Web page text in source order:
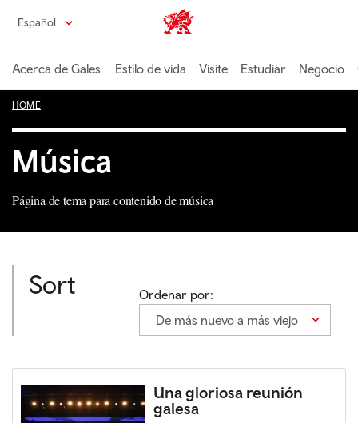
principal
Español Wales home
Acerca de Gales Estilo de vida Visite Estudiar Negocio
HOME
Música
Página de tema para contenido de música
Sort
Ordenar por:
De más nuevo a más viejo
Una gloriosa reunión
galesa